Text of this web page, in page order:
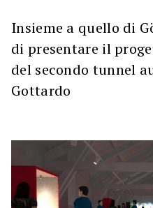
Insieme a quello di
di presentare il
del secondo tunnel
Gottardo